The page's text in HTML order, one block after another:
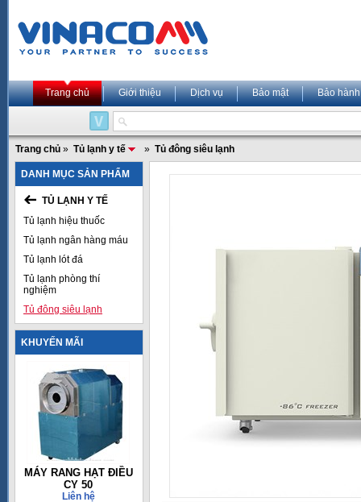
Trang chủ Giới thiệu Dịch vụ Bảo mật Bảo hành
Trang chủ » Tủ lạnh y tế » Tủ đông siêu lạnh
DANH MỤC SẢN PHẨM
TỦ LẠNH Y TẾ
Tủ lạnh hiệu thuốc
Tủ lạnh ngân hàng máu
Tủ lạnh lót đá
Tủ lạnh phòng thí
nghiệm
Tủ đông siêu lạnh
KHUYẾN MÃI
MÁY RANG HẠT ĐIỀU
CY 50
Liên hệ